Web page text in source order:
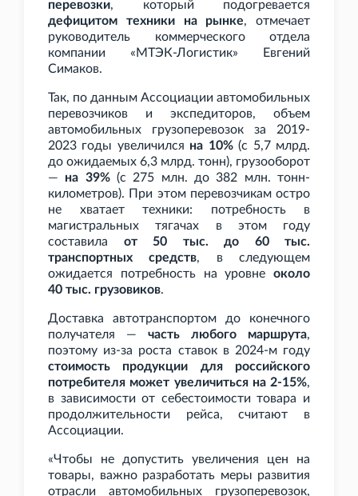
перевозки, который подогревается
дефицитом техники на рынке, отмечает
руководитель коммерческого отдела
компании «МТЭК-Логистик» Евгений
Симаков.
Так, по данным Ассоциации автомобильных
перевозчиков и экспедиторов, объем
автомобильных грузоперевозок за 2019-
2023 годы увеличился на 10%(с 5,7 млрд.
до ожидаемых 6,3 млрд. тонн), грузооборот
— на 39%(с 275 млн. до 382
млн. тонн-
километров). При этом перевозчикам остро
не хватает техники: потребность в
магистральных тягачах в этом году
составила от 50 тыс. до 60
тыс.
транспортных средств, в следующем
ожидается потребность на уровне около
40 тыс. грузовиков.
Доставка автотранспортом до конечного
получателя — часть любого маршрута,
поэтому из-за роста ставок в 2024-м году
стоимость продукции для российского
потребителя может увеличиться на 2-15%,
в зависимости от себестоимости товара и
продолжительности рейса, считают в
Ассоциации.
«Чтобы не допустить увеличения цен на
товары, важно разработать меры развития
отрасли автомобильных грузоперевозок,